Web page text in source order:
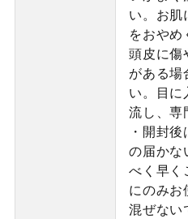
い。お肌
をおやめ
頭皮に傷
がある場
い。目に
流し、専
・開封
の届かな
べく早く
にのみお
混ぜない